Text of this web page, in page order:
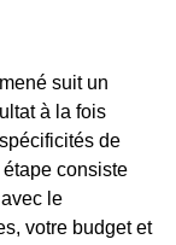
suit un
à la fois
de
consiste
le
votre budget et